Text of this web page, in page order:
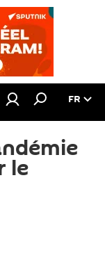
FR
le